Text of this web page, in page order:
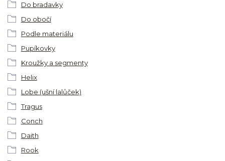
Do bradavky
Do obočí
Podle materiálu
Pupíkovky
Kroužky a segmenty
Helix
Lobe (ušní lalůček)
Tragus
Conch
Daith
Rook